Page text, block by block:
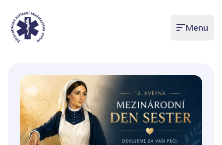
Otevřít
Menu